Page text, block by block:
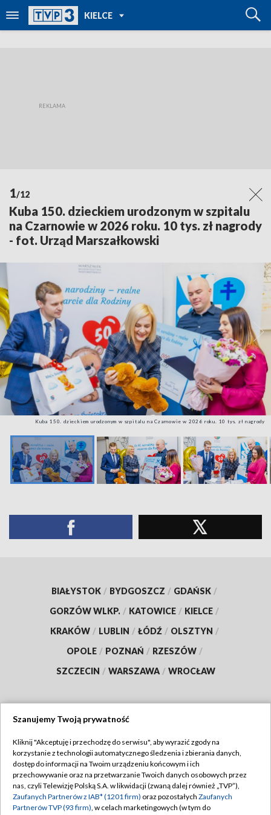
KIELCE
TVP REGIONY
1/12
Kuba 150. dzieckiem urodzonym w szpitalu
na Czarnowie w 2026 roku. 10 tys. zł nagrody
- fot. Urząd Marszałkowski
Kuba 150. dzieckiem urodzonym w szpitalu na Czarnowie w 2026 roku. 10 tys. zł nagrody
BIAŁYSTOK / BYDGOSZCZ / GDAŃSK /
GORZÓW WLKP. / KATOWICE / KIELCE /
KRAKÓW / LUBLIN / ŁÓDŹ / OLSZTYN /
OPOLE / POZNAŃ / RZESZÓW /
SZCZECIN / WARSZAWA / WROCŁAW
TVP
Abonament TVP
Emisja w TVP
Regulamin TVP
Polityka prywatności
Szanujemy Twoją prywatność
Kliknij "Akceptuję i przechodzę do serwisu", aby wyrazić zgody na
korzystanie z technologii automatycznego śledzenia i zbierania danych,
dostęp do informacji na Twoim urządzeniu końcowym i ich
przechowywanie oraz na przetwarzanie Twoich danych osobowych przez
nas, czyli Telewizję Polską S.A. w likwidacji (zwaną dalej również „TVP”),
Zaufanych Partnerów z IAB* (1201 firm) oraz pozostałych Zaufanych
Partnerów TVP (93 firm), w celach marketingowych (w tym do